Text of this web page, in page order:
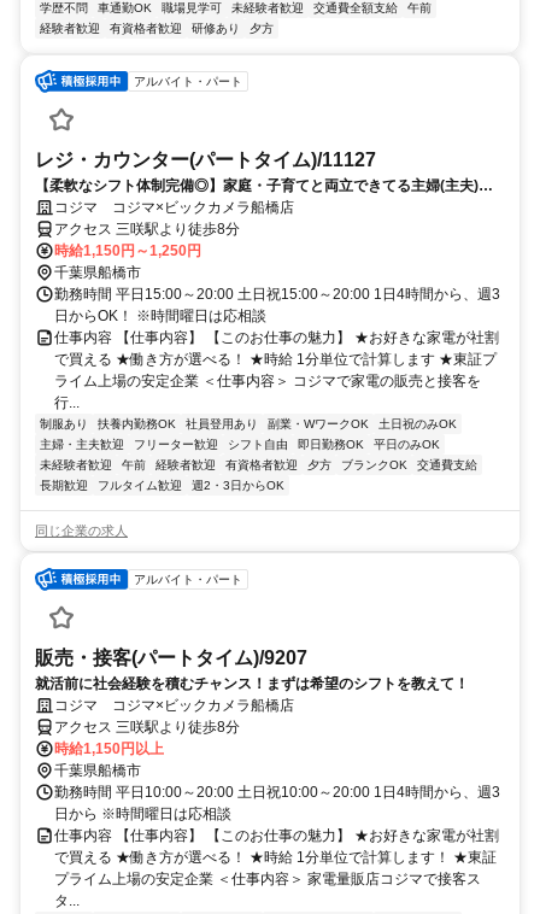
学歴不問
車通勤OK 職場見学可 未経験者歓迎 交通費全額支給
午前
経験者歓迎
有資格者歓迎 研修あり 夕方
アルバイト・パート
レジ・カウンター(パートタイム)/11127
【柔軟なシフト体制完備◎】家庭・子育てと両立できてる主婦(主夫)の
方活躍中！働きやすい職場環境♪
コジマ コジマ×ビックカメラ船橋店
アクセス 三咲駅より徒歩8分
時給1,150円～1,250円
千葉県船橋市
勤務時間 平日15:00～20:00 土日祝15:00～20:00 1日4時間から、週3
日からOK！ ※時間曜日は応相談
仕事内容 【仕事内容】 【このお仕事の魅力】 ★お好きな家電が社割
で買える ★働き方が選べる！ ★時給 1分単位で計算します ★東証プ
ライム上場の安定企業 ＜仕事内容＞ コジマで家電の販売と接客を
行...
制服あり 扶養内勤務OK 社員登用あり 副業・WワークOK
土日祝のみOK
主婦・主夫歓迎
フリーター歓迎 シフト自由 即日勤務OK
平日のみOK
未経験者歓迎
午前 経験者歓迎 有資格者歓迎 夕方 ブランクOK
交通費支給
長期歓迎
フルタイム歓迎 週2・3日からOK
同じ企業の求人
アルバイト・パート
販売・接客(パートタイム)/9207
就活前に社会経験を積むチャンス！まずは希望のシフトを教えて！
コジマ コジマ×ビックカメラ船橋店
アクセス 三咲駅より徒歩8分
時給1,150円以上
千葉県船橋市
勤務時間 平日10:00～20:00 土日祝10:00～20:00 1日4時間から、週3
日から ※時間曜日は応相談
仕事内容 【仕事内容】 【このお仕事の魅力】 ★お好きな家電が社割
で買える ★働き方が選べる！ ★時給 1分単位で計算します！ ★東証
プライム上場の安定企業 ＜仕事内容＞ 家電量販店コジマで接客ス
タ...